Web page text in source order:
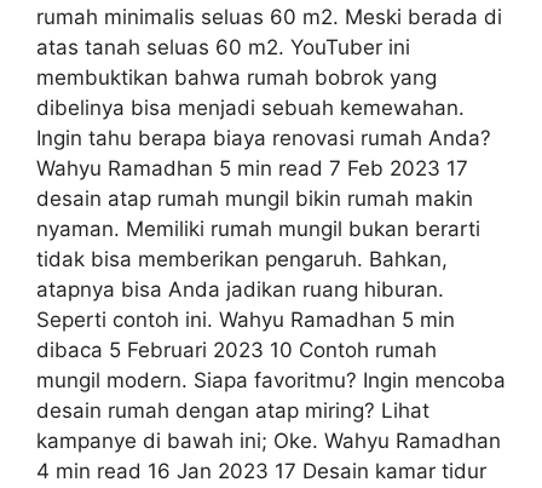
rumah minimalis seluas 60 m2. Meski berada di
atas tanah seluas 60 m2. YouTuber ini
membuktikan bahwa rumah bobrok yang
dibelinya bisa menjadi sebuah kemewahan.
Ingin tahu berapa biaya renovasi rumah Anda?
Wahyu Ramadhan 5 min read 7 Feb 2023 17
desain atap rumah mungil bikin rumah makin
nyaman. Memiliki rumah mungil bukan berarti
tidak bisa memberikan pengaruh. Bahkan,
atapnya bisa Anda jadikan ruang hiburan.
Seperti contoh ini. Wahyu Ramadhan 5 min
dibaca 5 Februari 2023 10 Contoh rumah
mungil modern. Siapa favoritmu? Ingin mencoba
desain rumah dengan atap miring? Lihat
kampanye di bawah ini; Oke. Wahyu Ramadhan
4 min read 16 Jan 2023 17 Desain kamar tidur